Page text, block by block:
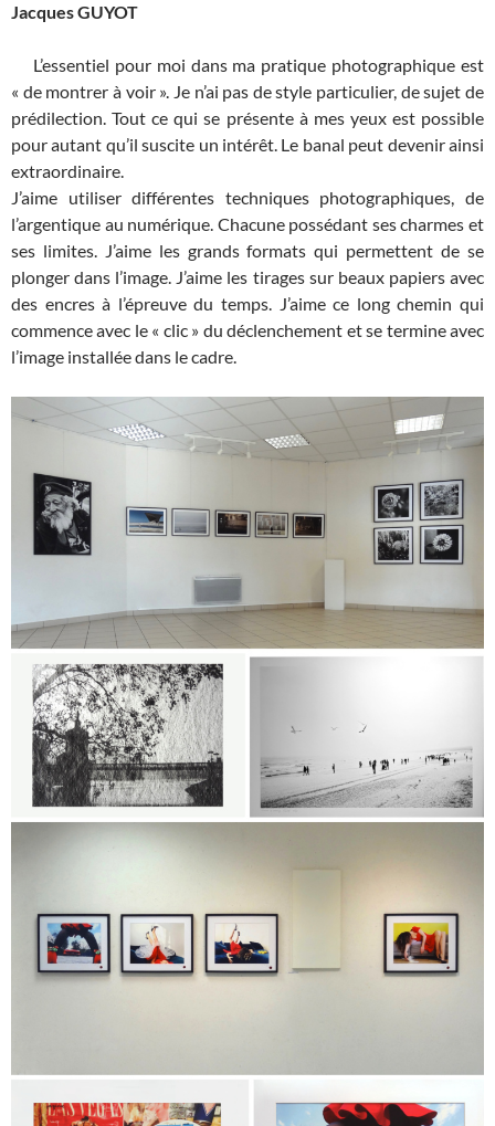
Jacques GUYOT
L’essentiel pour moi dans ma pratique photographique est
« de montrer à voir ». Je n’ai pas de style particulier, de sujet de
prédilection. Tout ce qui se présente à mes yeux est possible
pour autant qu’il suscite un intérêt. Le banal peut devenir ainsi
extraordinaire.
J’aime utiliser différentes techniques photographiques, de
l’argentique au numérique. Chacune possédant ses charmes et
ses limites. J’aime les grands formats qui permettent de se
plonger dans l’image. J’aime les tirages sur beaux papiers avec
des encres à l’épreuve du temps. J’aime ce long chemin qui
commence avec le « clic » du déclenchement et se termine avec
l’image installée dans le cadre.